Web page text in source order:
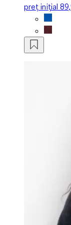
preț inițial